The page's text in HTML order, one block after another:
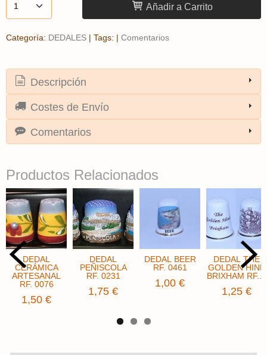
Añadir a Carrito
Categoría: DEDALES | Tags: | Comentarios
Descripción
Costes de Envío
Comentarios
Productos Relacionados
DEDAL
CERÁMICA
ARTESANAL
RF. 0076
1,50 €
DEDAL
PEÑISCOLA
RF. 0231
1,75 €
DEDAL BEER
RF. 0461
1,00 €
DEDAL THE
GOLDEN HIND
BRIXHAM RF....
1,25 €